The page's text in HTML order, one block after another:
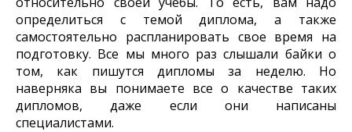
определиться с темой диплома, а также
самостоятельно распланировать свое время на
подготовку. Все мы много раз слышали байки о
том, как пишутся дипломы за неделю. Но
наверняка вы понимаете все о качестве таких
дипломов, даже если они написаны
специалистами.